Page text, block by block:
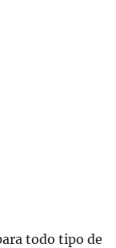
todo tipo de